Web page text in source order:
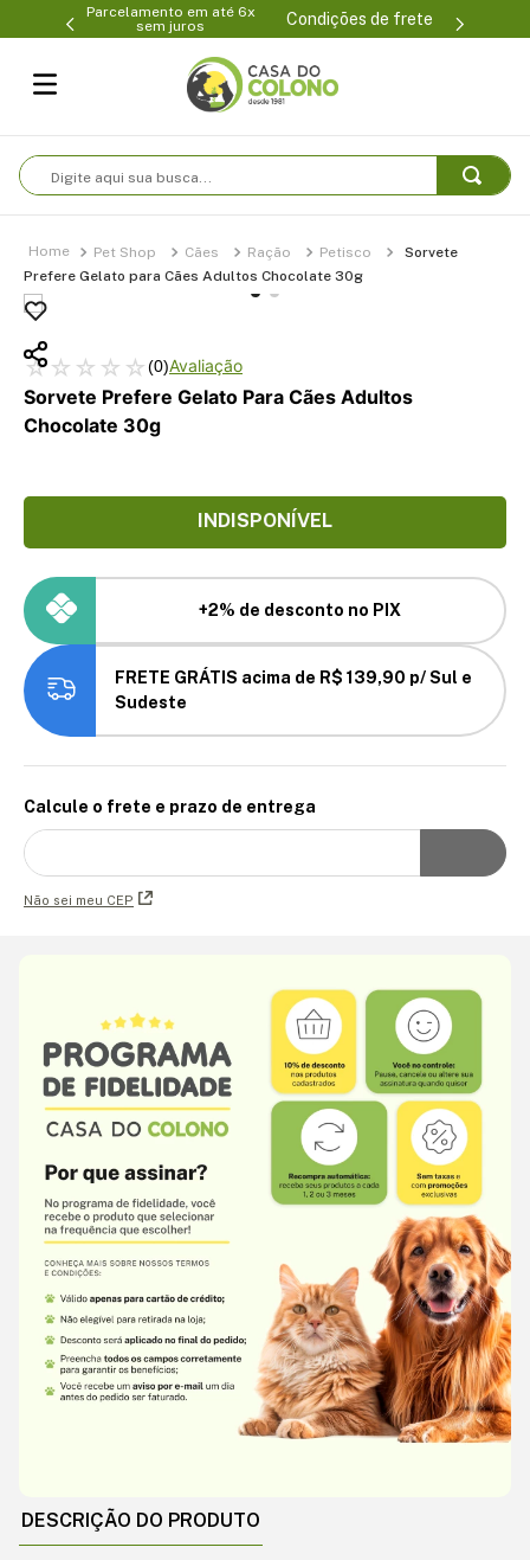
Parcelamento em até 6x
sem juros
Condições de frete
Digite aqui sua busca...
Pet Shop Cães Ração Petisco
Sorvete
Prefere Gelato para Cães Adultos Chocolate 30g
☆☆ ☆ ☆ ☆(0)
Sorvete Prefere Gelato Para Cães Adultos
Chocolate 30g
INDISPONÍVEL
+2% de desconto no PIX
FRETE GRÁTIS acima de R$ 139,90 p/ Sul e
Sudeste
Calcule o frete e prazo de entrega
Não sei meu CEP
DESCRIÇÃO DO PRODUTO